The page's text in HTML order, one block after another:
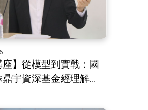
座】從模型到實戰：國
宇資深基金經理解析